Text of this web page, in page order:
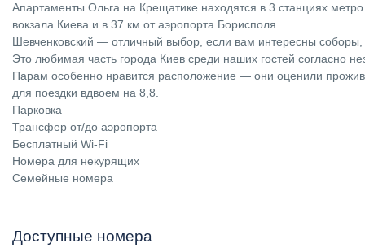
Апартаменты Ольга на Крещатике находятся в 3 станциях
вокзала Киева и в 37 км от аэропорта Борисполя.
Шевченковский — отличный выбор, если вам интересны соборы,
Это любимая часть города Киев среди наших гостей согласно
Парам особенно нравится расположение — они оценили
для поездки вдвоем на 8,8.
Парковка
Трансфер от/до аэропорта
Бесплатный Wi-Fi
Номера для некурящих
Семейные номера
Доступные номера